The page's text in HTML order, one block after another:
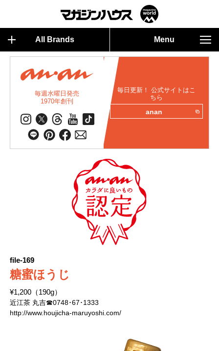
All Brands Menu
毎週水曜日発売
1970年創刊
毎日更新！ 公式サイトはこ
ちら
anan
file-169
糖蜜ほうじ
¥1,200（190g）
近江茶 丸吉☎0748･67･1333
http://www.houjicha-maruyoshi.com/